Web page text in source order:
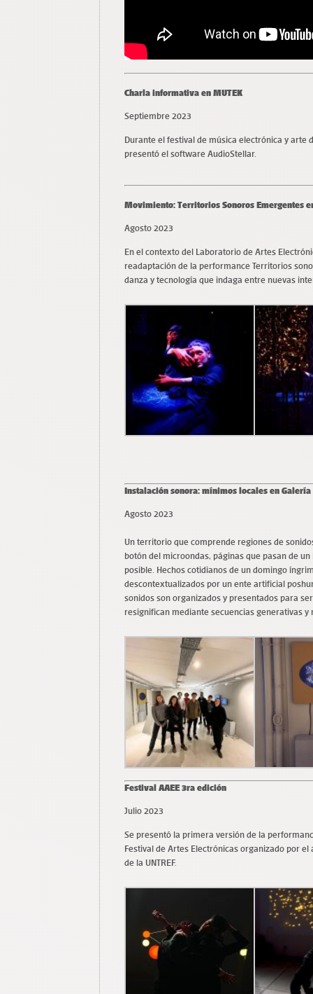
Charla informativa en MUTEK
Septiembre 2023
Durante el festival de música electrónica y arte
presentó el software AudioStellar.
Movimiento: Territorios Sonoros Emergentes
Agosto 2023
En el contexto del Laboratorio de Artes
readaptación de la performance Territorios
danza y tecnología que indaga entre nuevas
Instalación sonora: mínimos locales en Galería
Agosto 2023
Un territorio que comprende regiones de
botón del microondas, páginas que pasan de
posible. Hechos cotidianos de un domingo
descontextualizados por un ente artificial
sonidos son organizados y presentados para
resignifican mediante secuencias generativas y
Festival AAEE 3ra edición
Julio 2023
Se presentó la primera versión de la
Festival de Artes Electrónicas organizado por
de la UNTREF.